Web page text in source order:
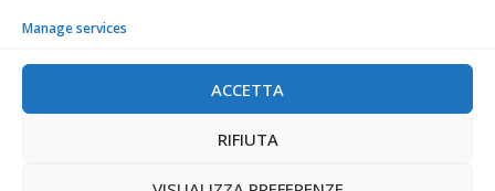
Manage services
ACCETTA
RIFIUTA
Grande Miniera di Serbariu - 09013 Carbonia SU
info@museodelcarbone.it